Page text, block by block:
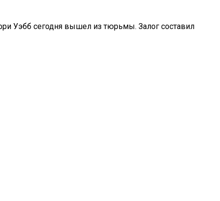
Уэбб сегодня вышел из тюрьмы. Залог составил